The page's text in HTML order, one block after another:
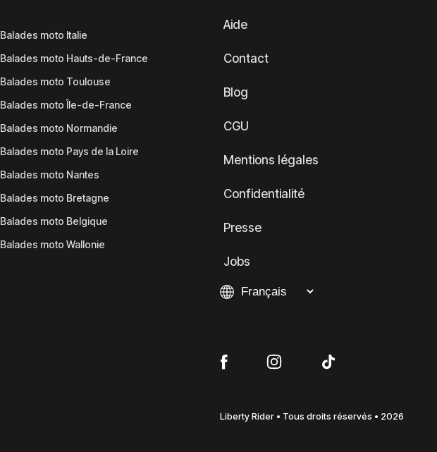
Balades moto Italie
Balades moto Hauts-de-France
Balades moto Toulouse
Balades moto Île-de-France
Balades moto Normandie
Balades moto Pays de la Loire
Balades moto Nantes
Balades moto Bretagne
Balades moto Belgique
Balades moto Wallonie
Aide
Contact
Blog
CGU
Mentions légales
Confidentialité
Presse
Jobs
Liberty Rider • Tous droits réservés • 2026